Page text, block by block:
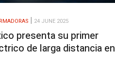
24 JUNE 2025
presenta su primer
de larga distancia en